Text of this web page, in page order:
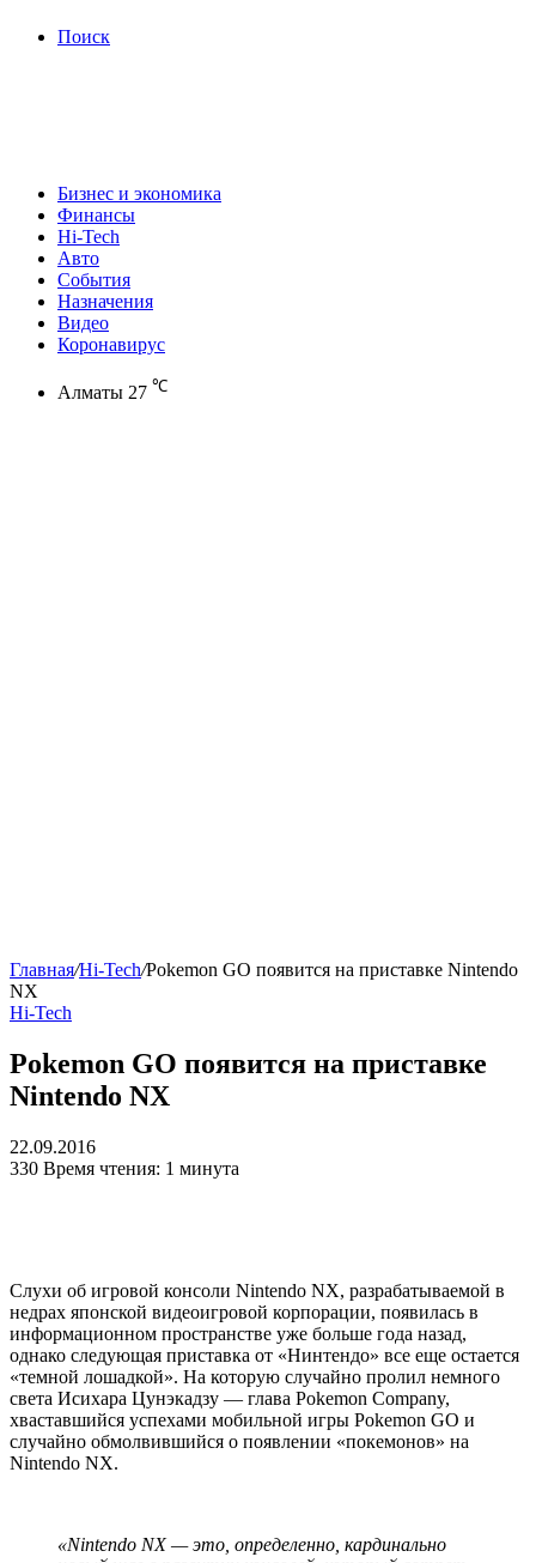
Поиск
Бизнес и экономика
Финансы
Hi-Tech
Авто
События
Назначения
Видео
Коронавирус
Алматы 27 ℃
Главная/Hi-Tech/Pokemon GO появится на приставке Nintendo
NX
Hi-Tech
Pokemon GO появится на приставке
Nintendo NX
22.09.2016
330 Время чтения: 1 минута
Слухи об игровой консоли Nintendo NX, разрабатываемой в
недрах японской видеоигровой корпорации, появилась в
информационном пространстве уже больше года назад,
однако следующая приставка от «Нинтендо» все еще остается
«темной лошадкой». На которую случайно пролил немного
света Исихара Цунэкадзу — глава Pokemon Company,
хваставшийся успехами мобильной игры Pokemon GO и
случайно обмолвившийся о появлении «покемонов» на
Nintendo NX.
«Nintendo NX — это, определенно, кардинально